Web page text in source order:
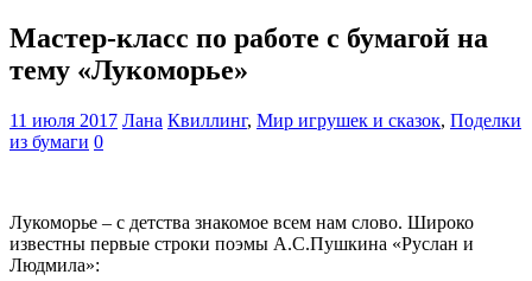
Мастер-класс по работе с бумагой на
тему «Лукоморье»
11 июля 2017 Лана Квиллинг, Мир игрушек и сказок, Поделки
из бумаги 0
Лукоморье – с детства знакомое всем нам слово. Широко
известны первые строки поэмы А.С.Пушкина «Руслан и
Людмила»: